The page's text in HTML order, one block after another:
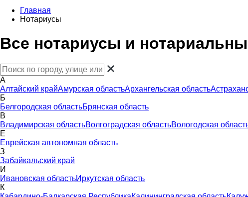
Главная
Нотариусы
Все нотариусы и
А
Алтайский крайАмурская областьАрхангельская область
Б
Белгородская областьБрянская область
В
Владимирская областьВолгоградская областьВологодская
Е
Еврейская автономная область
З
Забайкальский край
И
Ивановская областьИркутская область
К